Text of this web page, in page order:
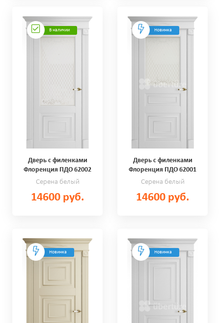
В наличии
Дверь с филенками
Флоренция ПДО 62002
Серена белый
14600 руб.
Новинка
Дверь с филенками
Флоренция ПДО 62001
Серена белый
14600 руб.
Новинка Новинка